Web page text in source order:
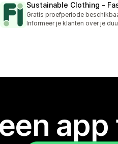
Sustainable Clothing ‑
Gratis proefperiode
Informeer je klanten over je